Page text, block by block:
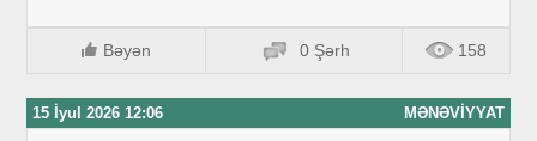
Bəyən 0 Şərh 158
15 İyul 2026 12:06 MƏNƏVIYYAT